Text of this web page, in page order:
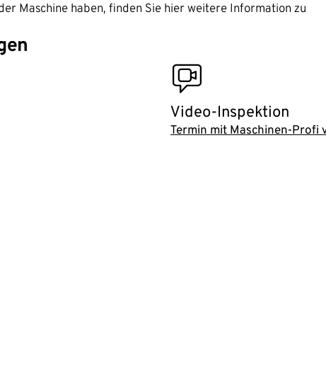
Maschine haben, finden Sie hier weitere Information zu
video_inspection
Video-Inspektion
Termin mit Maschinen-Profi